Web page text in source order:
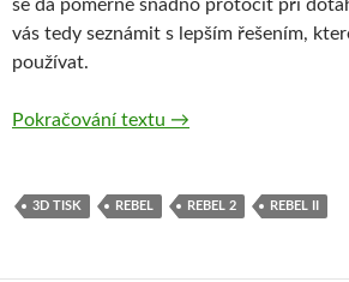
se dá poměrně snadno protočit při
vás tedy seznámit s lepším řešením,
používat.
Pokračování textu 3D tisk – jak na
→
3D TISK REBEL REBEL 2 REBEL II